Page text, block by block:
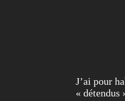
J’ai pour
« détendus